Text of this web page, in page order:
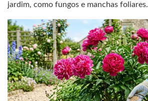
jardim, como fungos e manchas foliares.